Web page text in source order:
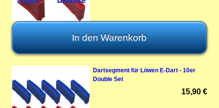
Dartsegment für Löwen E-Dart - 10er
Double Set
15,90 €